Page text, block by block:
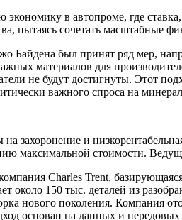
в автопроме, где
пытаясь сочетать масштабные
Байдена был принят ряд мер,
материалов для
не будут достигнуты. Этот
важного спроса на
на захоронение и
максимальной стоимости.
Charles Trent,
около 150 тыс. деталей из
нового поколения. Компания
основан на данных и